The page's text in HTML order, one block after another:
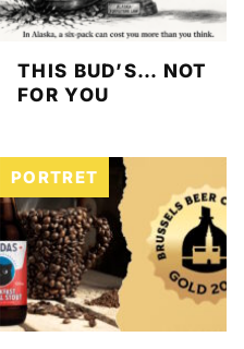
THIS BUD’S… NOT
FOR YOU
PORTRET